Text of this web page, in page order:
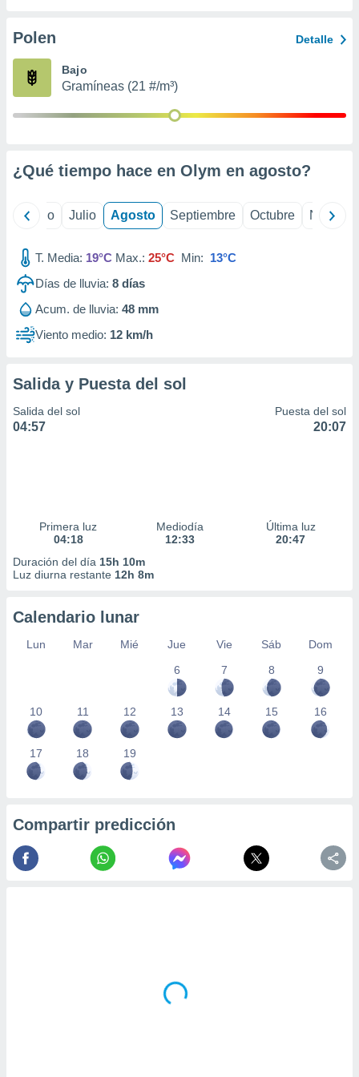
e
mediante
de
Polen Detalle
Bajo
Gramíneas (21 #/m³)
¿Qué tiempo hace en Olym en agosto?
Junio Julio Agosto Septiembre Octubre
T. Media: 19°C Max.: 25°C Min: 13°C
Días de lluvia: 8 días
Acum. de lluvia: 48 mm
Viento medio: 12 km/h
Salida y Puesta del sol
Salida del sol
04:57
Puesta del sol
20:07
Primera luz
04:18
Mediodía
12:33
Última luz
20:47
Duración del día 15h 10m
Luz diurna restante 12h 8m
Calendario lunar
Lun Mar Mié Jue Vie Sáb
Dom
6
7 8 9
10 11 12 13 14 15 16
17 18 19
Compartir predicción